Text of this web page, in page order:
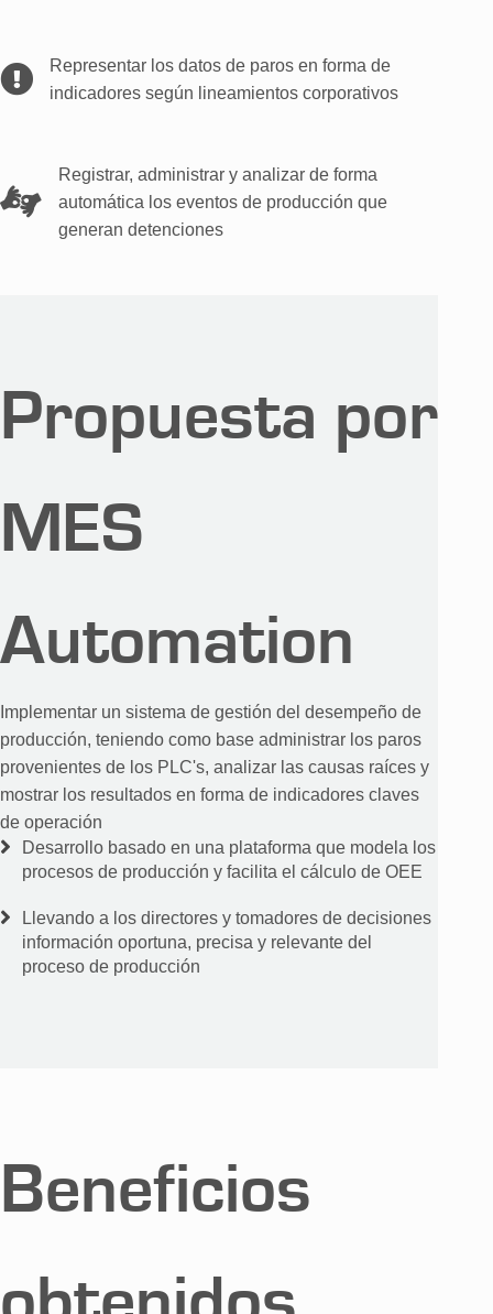
Representar los datos de paros en forma de
indicadores según lineamientos corporativos
Registrar, administrar y analizar de forma
automática los eventos de producción que
generan detenciones
Propuesta por
MES
Automation
Implementar un sistema de gestión del desempeño de
producción, teniendo como base administrar los paros
provenientes de los PLC's, analizar las causas raíces y
mostrar los resultados en forma de indicadores claves
de operación
Desarrollo basado en una plataforma que modela los
procesos de producción y facilita el cálculo de OEE
Llevando a los directores y tomadores de decisiones
información oportuna, precisa y relevante del
proceso de producción
Beneficios